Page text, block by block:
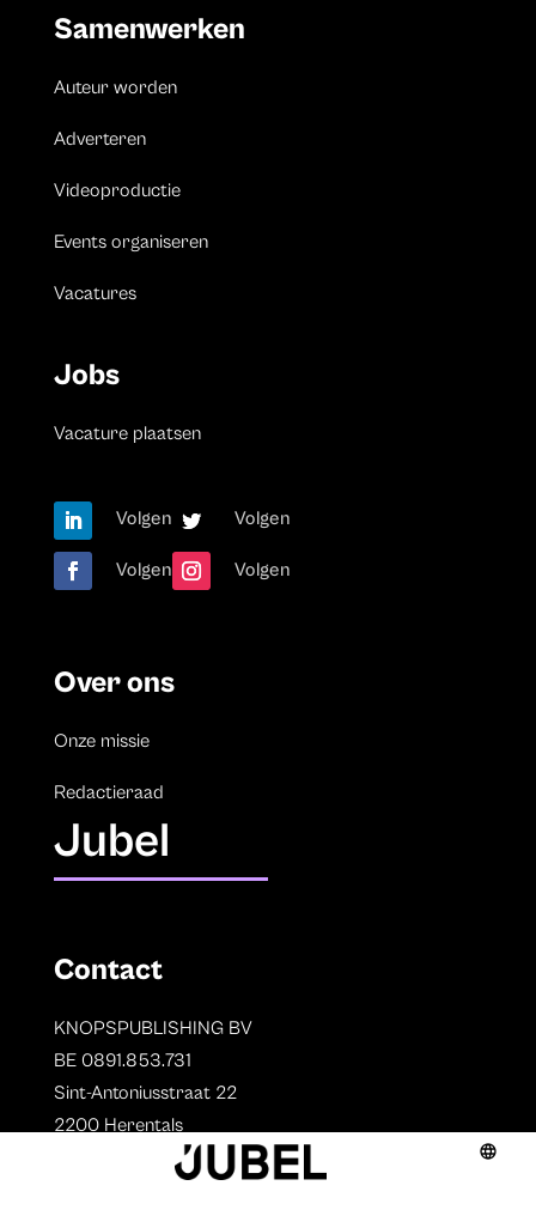
Samenwerken
Auteur worden
Adverteren
Videoproductie
Events organiseren
Vacatures
Jobs
Vacature plaatsen
Volgen Volgen
Volgen Volgen
Over ons
Onze missie
Redactieraad
Jubel
Contact
KNOPSPUBLISHING BV
BE 0891.853.731
Sint-Antoniusstraat 22
2200 Herentals